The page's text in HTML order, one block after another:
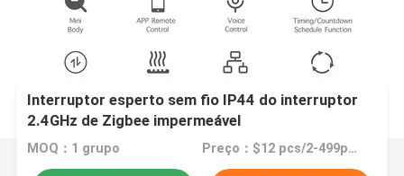
Interruptor esperto sem fio IP44 do interruptor
2.4GHz de Zigbee impermeável
MOQ：1 grupo Preço：$12 pcs/2-499pcs